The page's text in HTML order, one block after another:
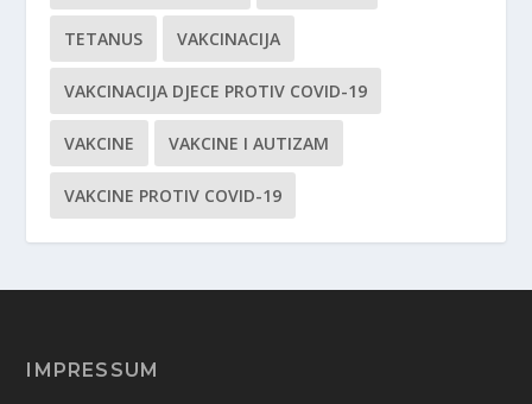
TETANUS VAKCINACIJA
VAKCINACIJA DJECE PROTIV COVID-19
VAKCINE VAKCINE I AUTIZAM
VAKCINE PROTIV COVID-19
IMPRESSUM